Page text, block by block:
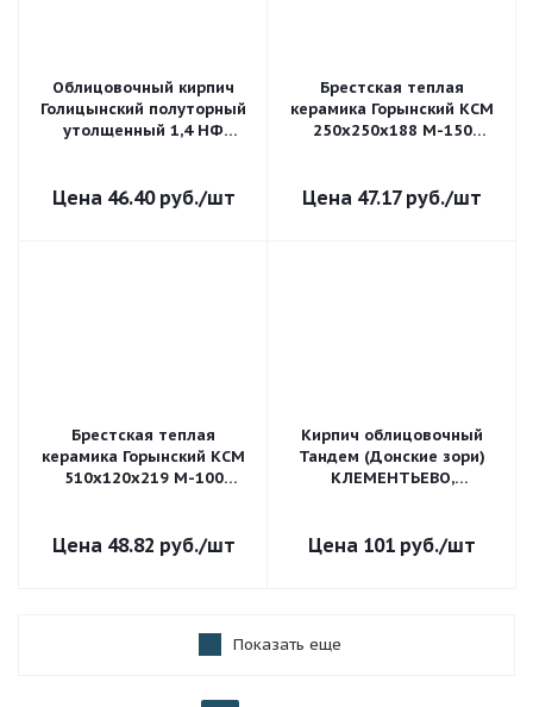
Облицовочный кирпич
Голицынский полуторный
утолщенный 1,4 НФ
46.40руб./шт
Брестская теплая
керамика Горынский КСМ
250х250х188 М-150
47.17руб./шт
Брестская теплая
керамика Горынский КСМ
510х120х219 М-100
48.82 руб./шт
Кирпич облицовочный
Тандем (Донские зори)
КЛЕМЕНТЬЕВО,
101 руб./шт
Показать еще